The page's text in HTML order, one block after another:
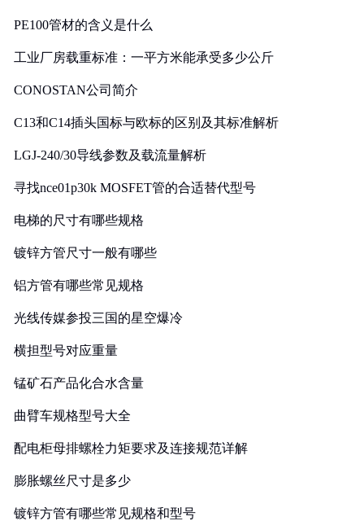
PE100管材的含义是什么
工业厂房载重标准：一平方米能承受多少公斤
CONOSTAN公司简介
C13和C14插头国标与欧标的区别及其标准解析
LGJ-240/30导线参数及载流量解析
寻找nce01p30k MOSFET管的合适替代型号
电梯的尺寸有哪些规格
镀锌方管尺寸一般有哪些
铝方管有哪些常见规格
光线传媒参投三国的星空爆冷
横担型号对应重量
锰矿石产品化合水含量
曲臂车规格型号大全
配电柜母排螺栓力矩要求及连接规范详解
膨胀螺丝尺寸是多少
镀锌方管有哪些常见规格和型号